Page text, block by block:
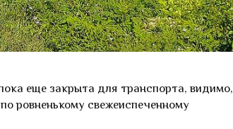
еще закрыта для транспорта, видимо,
ровненькому свежеиспеченному